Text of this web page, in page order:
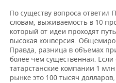
По существу вопроса ответил
словам, выживаемость в 10
который от идеи проходят
высокая конверсия.
Правда, разница в объемах
более чем существенная.
татарстанские компании 1
рынке это 100 тысяч